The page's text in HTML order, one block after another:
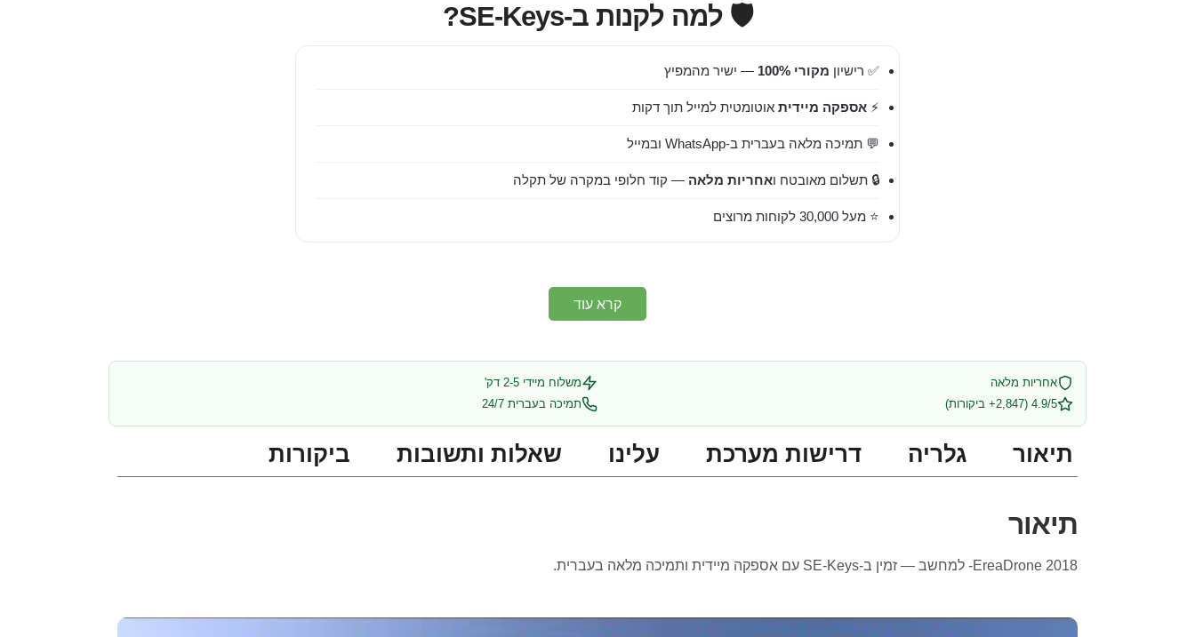
🛡️ למה לקנות ב-SE-Keys?
✅ רישיון מקורי 100% — ישיר מהמפיץ
⚡ אספקה מיידית אוטומטית למייל תוך דקות
💬 תמיכה מלאה בעברית ב-WhatsApp ובמייל
🔒 תשלום מאובטח ואחריות מלאה — קוד חלופי במקרה של תקלה
⭐ מעל 30,000 לקוחות מרוצים
קרא עוד
אחריות מלאה
משלוח מיידי 2-5 דק'
4.9/5 (2,847+ ביקורות)
תמיכה בעברית 24/7
תיאור גלריה דרישות מערכת עלינו שאלות ותשובות ביקורות
תיאור
EreaDrone 2018- למחשב — זמין ב-SE-Keys עם אספקה מיידית ותמיכה מלאה בעברית.